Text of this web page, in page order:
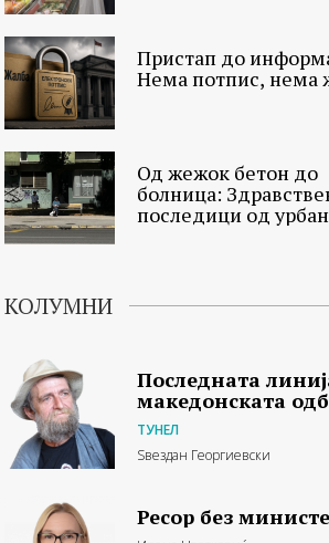
Пристап до
Нема потпис, нема
Од жежок бетон до
болница:
последици од
КОЛУМНИ
Последната
македонската
ТУНЕЛ
Ѕвездан Георгиевски
Ресор без